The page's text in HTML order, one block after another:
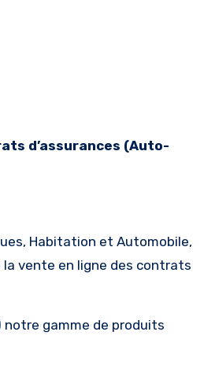
Habitation et Automobile,
vente en ligne des contrats
notre gamme de produits